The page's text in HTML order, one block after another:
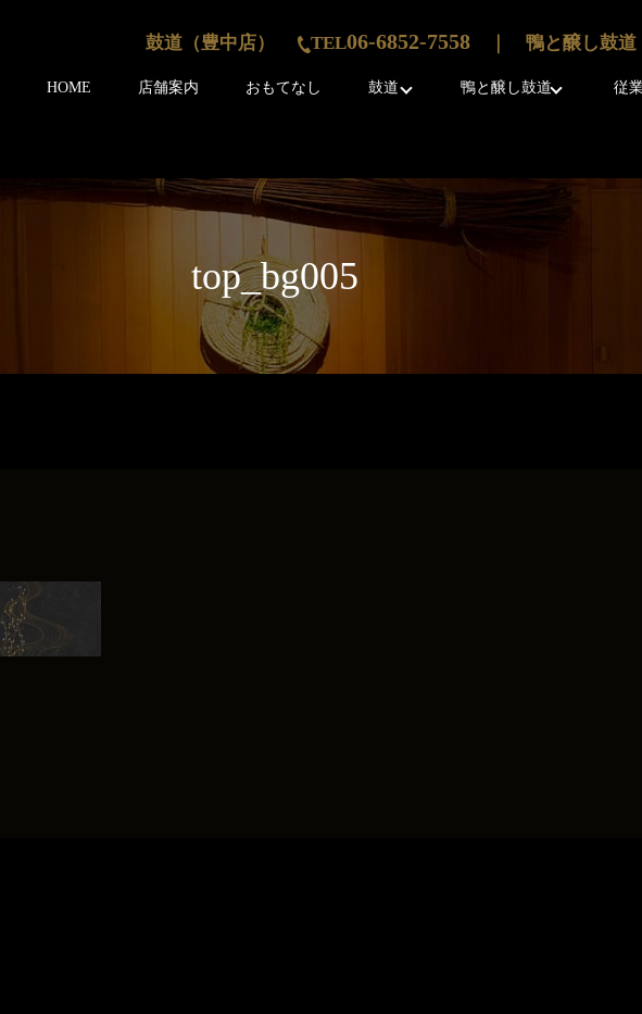
鼓道（豊中店） TEL06-6852-7558｜ 鴨と醸し鼓道
HOME 店舗案内 おもてなし 鼓道 鴨と醸し鼓道 従
top_bg005